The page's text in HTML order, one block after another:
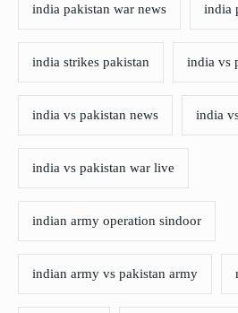
india pakistan war news india
india strikes pakistan india vs
india vs pakistan news india
india vs pakistan war live
indian army operation sindoor
indian army vs pakistan army